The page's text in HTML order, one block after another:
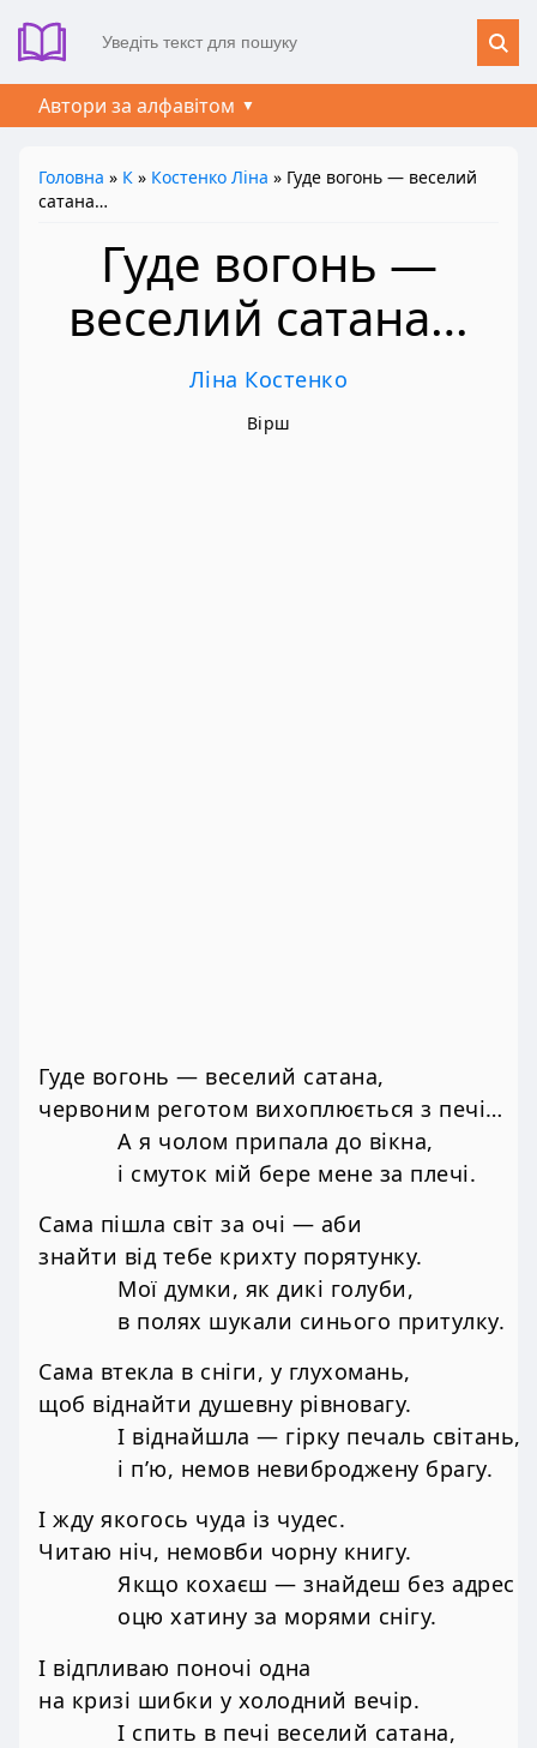
Автори за алфавітом
Головна » К » Костенко Ліна » Гуде вогонь — веселий
сатана…
Гуде вогонь —
веселий сатана…
Ліна Костенко
Вірш
Гуде вогонь — веселий сатана,
червоним реготом вихоплюється з печі…
А я чолом припала до вікна,
і смуток мій бере мене за плечі.
Сама пішла світ за очі — аби
знайти від тебе крихту порятунку.
Мої думки, як дикі голуби,
в полях шукали синього притулку.
Сама втекла в сніги, у глухомань,
щоб віднайти душевну рівновагу.
І віднайшла — гірку печаль світань,
і п’ю, немов невиброджену брагу.
І жду якогось чуда із чудес.
Читаю ніч, немовби чорну книгу.
Якщо кохаєш — знайдеш без адрес
оцю хатину за морями снігу.
І відпливаю поночі одна
на кризі шибки у холодний вечір.
І спить в печі веселий сатана,